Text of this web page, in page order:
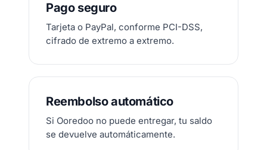
Pago seguro
Tarjeta o PayPal, conforme PCI-DSS,
cifrado de extremo a extremo.
Reembolso automático
Si Ooredoo no puede entregar, tu saldo
se devuelve automáticamente.